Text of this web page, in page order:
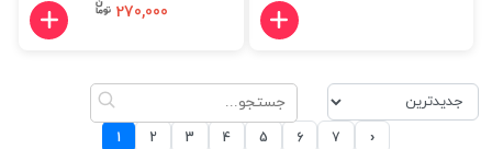
270,000
1 2 3 4 5 6 7 ›